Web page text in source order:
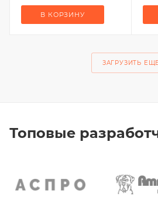
В КОРЗИНУ
ЗАГРУЗИТЬ ЕЩЕ
Топовые